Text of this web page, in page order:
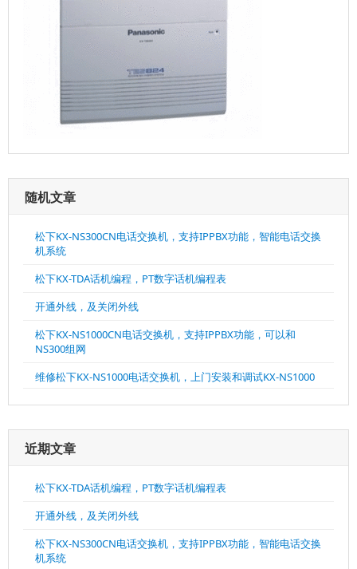
随机文章
松下KX-NS300CN电话交换机，支持IPPBX功能，智能电话交换
机系统
松下KX-TDA话机编程，PT数字话机编程表
开通外线，及关闭外线
松下KX-NS1000CN电话交换机，支持IPPBX功能，可以和
NS300组网
维修松下KX-NS1000电话交换机，上门安装和调试KX-NS1000
近期文章
松下KX-TDA话机编程，PT数字话机编程表
开通外线，及关闭外线
松下KX-NS300CN电话交换机，支持IPPBX功能，智能电话交换
机系统